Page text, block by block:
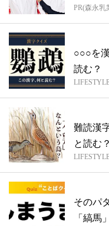
PR(森永乳
○○○を
読む？
難読漢
と読む？
そのパ
「縞馬